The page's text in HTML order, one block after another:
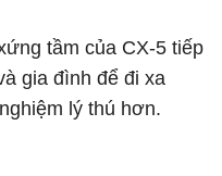
tầm của CX-5 tiếp
gia đình để đi xa
lý thú hơn.